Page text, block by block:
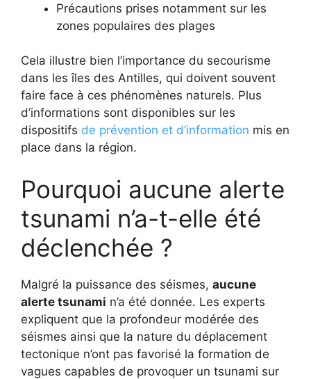
Précautions prises notamment sur les
zones populaires des plages
Cela illustre bien l’importance du secourisme
dans les îles des Antilles, qui doivent souvent
faire face à ces phénomènes naturels. Plus
d’informations sont disponibles sur les
dispositifs de prévention et d’information mis en
place dans la région.
Pourquoi aucune alerte
tsunami n’a-t-elle été
déclenchée ?
Malgré la puissance des séismes, aucune
alerte tsunami n’a été donnée. Les experts
expliquent que la profondeur modérée des
séismes ainsi que la nature du déplacement
tectonique n’ont pas favorisé la formation de
vagues capables de provoquer un tsunami sur